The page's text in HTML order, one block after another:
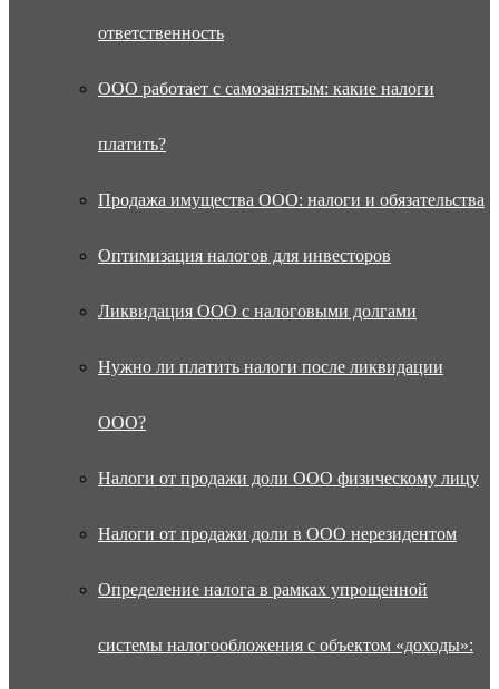
ответственность
ООО работает с самозанятым: какие налоги
платить?
Продажа имущества ООО: налоги и обязательства
Оптимизация налогов для инвесторов
Ликвидация ООО с налоговыми долгами
Нужно ли платить налоги после ликвидации
ООО?
Налоги от продажи доли ООО физическому лицу
Налоги от продажи доли в ООО нерезидентом
Определение налога в рамках упрощенной
системы налогообложения с объектом «доходы»: